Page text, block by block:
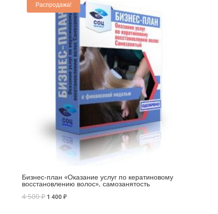
Распродажа!
Бизнес-план «Оказание услуг по кератиновому
восстановлению волос», самозанятость
4 500₽ 1 400₽